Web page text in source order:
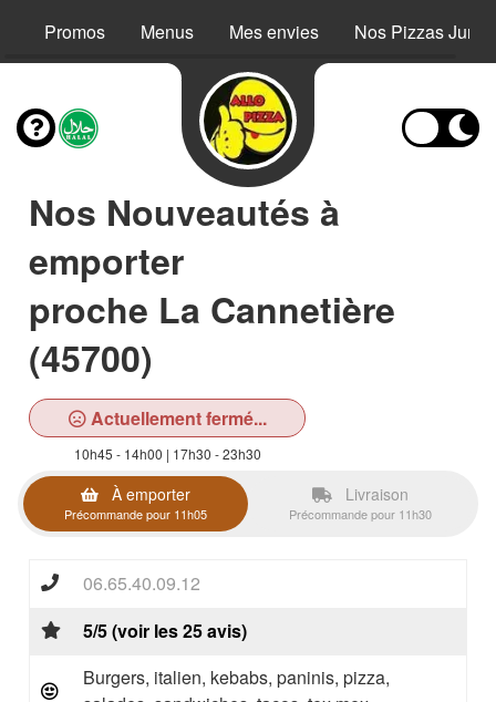
Promos Menus Mes envies Nos Pizzas Junior
Nos Nouveautés à
emporter
proche La Cannetière
(45700)
Actuellement fermé...
10h45 - 14h00 | 17h30 - 23h30
À emporter
Précommande pour 11h05
Livraison
Précommande pour 11h30
06.65.40.09.12
5/5 (voir les 25 avis)
Burgers, italien, kebabs, paninis, pizza,